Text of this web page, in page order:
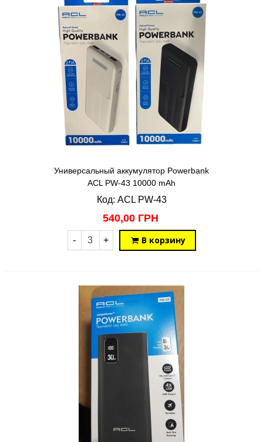
Универсальный аккумулятор Powerbank
ACL PW-43 10000 mAh
Код: ACL PW-43
540,00 ГРН
- + В корзину